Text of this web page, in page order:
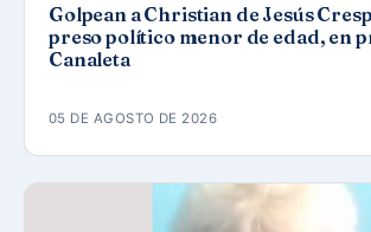
Golpean a Christian de Jesús
preso político menor de edad, en
Canaleta
05 DE AGOSTO DE 2026